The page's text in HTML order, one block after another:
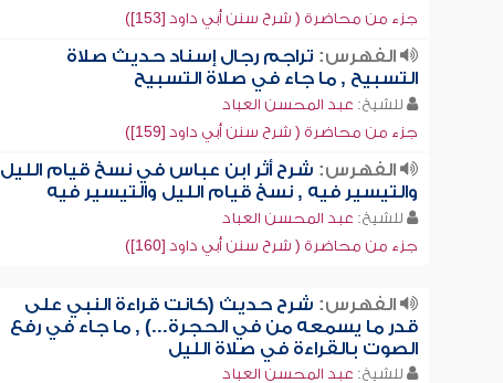
جزء من محاضرة ( شرح سنن أبي داود [153])
الفهرس: تراجم رجال إسناد حديث صلاة
التسبيح , ما جاء في صلاة التسبيح
للشيخ: عبد المحسن العباد
جزء من محاضرة ( شرح سنن أبي داود [159])
الفهرس: شرح أثر ابن عباس في نسخ قيام الليل
والتيسير فيه , نسخ قيام الليل والتيسير فيه
للشيخ: عبد المحسن العباد
جزء من محاضرة ( شرح سنن أبي داود [160])
الفهرس: شرح حديث (كانت قراءة النبي على
قدر ما يسمعه من في الحجرة...) , ما جاء في رفع
الصوت بالقراءة في صلاة الليل
للشيخ: عبد المحسن العباد